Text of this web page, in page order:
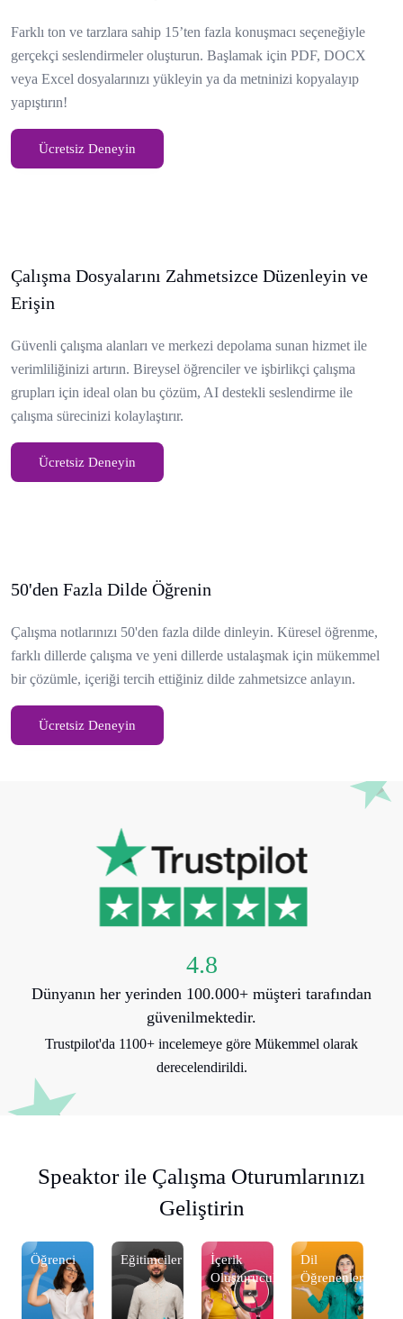
Farklı ton ve tarzlara sahip 15’ten fazla konuşmacı seçeneğiyle
gerçekçi seslendirmeler oluşturun. Başlamak için PDF, DOCX
veya Excel dosyalarınızı yükleyin ya da metninizi kopyalayıp
yapıştırın!
Ücretsiz Deneyin
Çalışma Dosyalarını Zahmetsizce Düzenleyin ve
Erişin
Güvenli çalışma alanları ve merkezi depolama sunan hizmet ile
verimliliğinizi artırın. Bireysel öğrenciler ve işbirlikçi çalışma
grupları için ideal olan bu çözüm, AI destekli seslendirme ile
çalışma sürecinizi kolaylaştırır.
Ücretsiz Deneyin
50'den Fazla Dilde Öğrenin
Çalışma notlarınızı 50'den fazla dilde dinleyin. Küresel öğrenme,
farklı dillerde çalışma ve yeni dillerde ustalaşmak için mükemmel
bir çözümle, içeriği tercih ettiğiniz dilde zahmetsizce anlayın.
Ücretsiz Deneyin
4.8
Dünyanın her yerinden 100.000+ müşteri tarafından
güvenilmektedir.
Trustpilot'da 1100+ incelemeye göre Mükemmel olarak
derecelendirildi.
Speaktor ile Çalışma Oturumlarınızı
Geliştirin
Öğrenci Eğitimciler
İçerik
Oluşturucular
Dil
Öğrenenler